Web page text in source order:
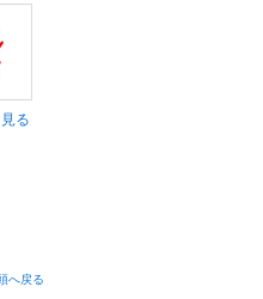
る
へ戻る